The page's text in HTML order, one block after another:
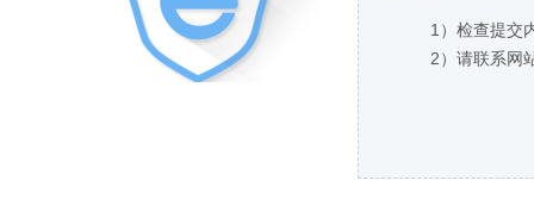
1）检查提交
2）请联系网